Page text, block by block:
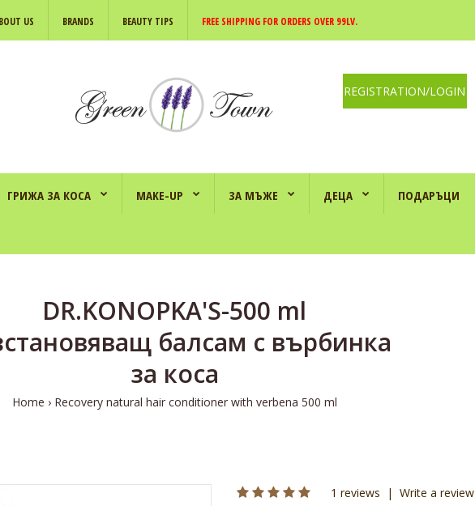
US BRANDS BEAUTY TIPS FREE SHIPPING FOR ORDERS OVER 99LV.
REGISTRATION/LOGIN
ГРИЖА ЗА КОСА MAKE-UP ЗА МЪЖЕ ДЕЦА ПОДАРЪЦИ
DR.KONOPKA'S-500 ml
балсам с върбинка
за коса
Home Recovery natural hair conditioner with verbena 500 ml
1 reviews | Write a review